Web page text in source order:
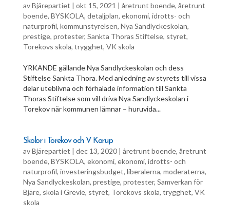
avBjärepartiet | okt 15, 2021 | åretrunt boende, åretrunt
boende, BYSKOLA, detaljplan, ekonomi, idrotts- och
naturprofil, kommunstyrelsen, Nya Sandlyckeskolan,
prestige, protester, Sankta Thoras Stiftelse, styret,
Torekovs skola, trygghet, VK skola
YRKANDE gällande Nya Sandlyckeskolan och dess
Stiftelse Sankta Thora. Med anledning av styrets till vissa
delar uteblivna och förhalade information till Sankta
Thoras Stiftelse som vill driva Nya Sandlyckeskolan i
Torekov när kommunen lämnar – huruvida...
Skolor i Torekov och V Karup
avBjärepartiet | dec 13, 2020| åretrunt boende, åretrunt
boende, BYSKOLA, ekonomi, ekonomi, idrotts- och
naturprofil, investeringsbudget, liberalerna, moderaterna,
Nya Sandlyckeskolan, prestige, protester, Samverkan för
Bjäre, skola i Grevie, styret, Torekovs skola, trygghet, VK
skola